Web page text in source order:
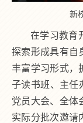
新
在学习教育
探索形成具有自
丰富学习形式，
子读书班、主任
党员大会、全体
实际分批次邀请